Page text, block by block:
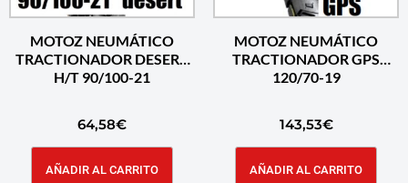
MOTOZ NEUMÁTICO
TRACTIONADOR DESERT
H/T 90/100-21
64,58€
AÑADIR AL CARRITO
MOTOZ NEUMÁTICO
TRACTIONADOR GPS
120/70-19
143,53€
AÑADIR AL CARRITO